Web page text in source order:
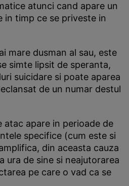
atunci cand apare un
timp ce se priveste in
mare dusman al sau, este
simte lipsit de speranta,
suicidare si poate aparea
de un numar destul
atac apare in perioade de
specifice (cum este si
din aceasta cauza
ura de sine si neajutorarea
pe care o vad ca se